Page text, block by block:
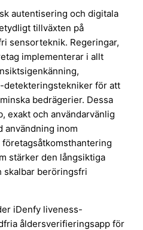
autentisering och digitala
tillväxten på
sensorteknik. Regeringar,
implementerar i allt
detekteringstekniker för att
bedrägerier. Dessa
exakt och användarvänlig
användning inom
stärker den långsiktiga
skalbar beröringsfri
iDenfy liveness-
åldersverifieringsapp för